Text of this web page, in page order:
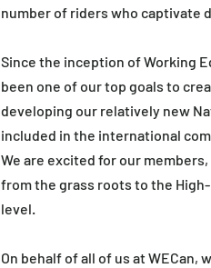
number of riders who captivate
Since the inception of Working
been one of our top goals to
developing our relatively new
included in the international
We are excited for our
from the grass roots to the
level.
On behalf of all of us at